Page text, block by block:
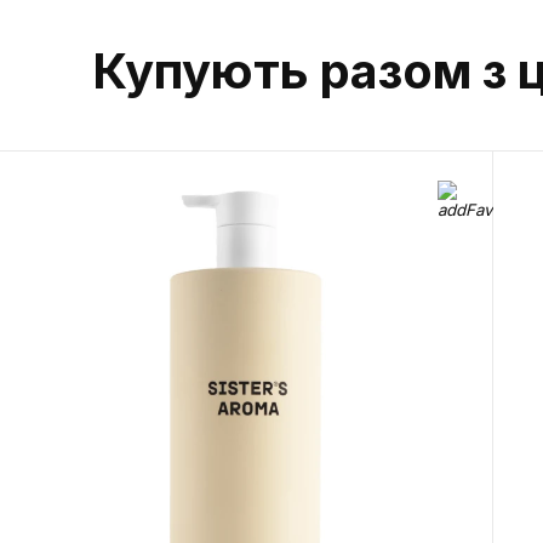
Купують разом з